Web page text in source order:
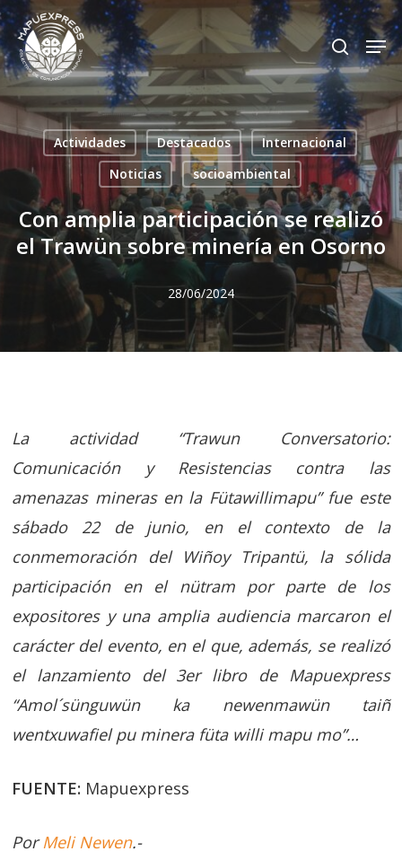
Skip
to
main
content
search
Actividades Destacados
Internacional
Noticias
socioambiental
Con amplia participación se realizó
el Trawün sobre minería en Osorno
28/06/2024
La actividad “Trawun Conversatorio:
Comunicación y Resistencias contra las
amenazas mineras en la Fütawillimapu” fue este
sábado 22 de junio, en el contexto de la
conmemoración del Wiñoy Tripantü, la sólida
participación en el nütram por parte de los
expositores y una amplia audiencia marcaron el
carácter del evento, en el que, además, se realizó
el lanzamiento del 3er libro de Mapuexpress
“Amol´sünguwün ka newenmawün taiñ
wentxuwafiel pu minera füta willi mapu mo”…
FUENTE: Mapuexpress
PorMeli Newen.-
Close
Menu